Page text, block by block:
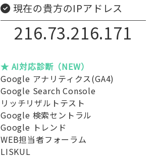
現在の貴方のIPアドレス
216.73.216.171
★ AI対応診断（NEW）
Google アナリティクス(GA4)
Google Search Console
リッチリザルトテスト
Google 検索セントラル
Google トレンド
WEB担当者フォーラム
LISKUL